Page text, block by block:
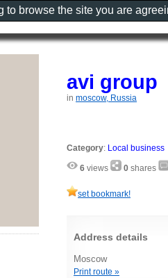
avi group
in moscow, Russia
Category: Local business
6 views 0 shares
set bookmark!
Address details
Moscow
Print route »
browse the site you are